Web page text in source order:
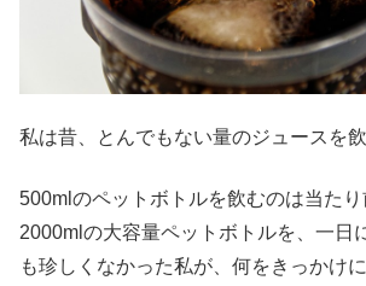
私は昔、とんでもない量のジュースを
500mlのペットボトルを飲むのは当た
2000mlの大容量ペットボトルを、一日
も珍しくなかった私が、何をきっかけ